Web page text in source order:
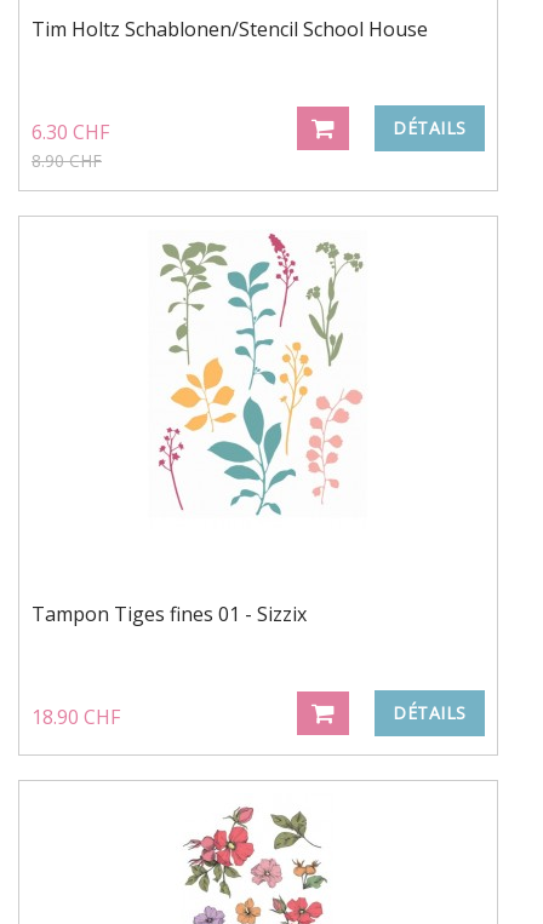
Tim Holtz Schablonen/Stencil School House
6.30 CHF
8.90 CHF
DÉTAILS
Tampon Tiges fines 01 - Sizzix
18.90 CHF DÉTAILS